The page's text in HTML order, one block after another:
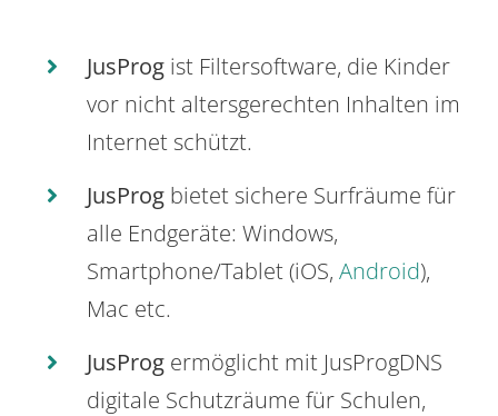
JusProg ist Filtersoftware, die Kinder
vor nicht altersgerechten Inhalten im
Internet schützt.
JusProg bietet sichere Surfräume für
alle Endgeräte: Windows,
Smartphone/Tablet (iOS, Android),
Mac etc.
JusProg ermöglicht mit JusProgDNS
digitale Schutzräume für Schulen,